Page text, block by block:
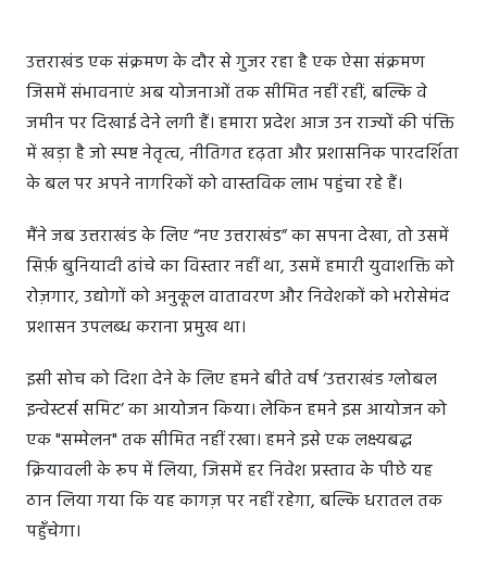
उत्तराखंड एक संक्रमण के दौर से गुजर रहा है एक ऐसा संक्रमण
जिसमें संभावनाएं अब योजनाओं तक सीमित नहीं रहीं, बल्कि वे
जमीन पर दिखाई देने लगी हैं। हमारा प्रदेश आज उन राज्यों की पंक्ति
में खड़ा है जो स्पष्ट नेतृत्व, नीतिगत दृढ़ता और प्रशासनिक पारदर्शिता
के बल पर अपने नागरिकों को वास्तविक लाभ पहुंचा रहे हैं।
मैंने जब उत्तराखंड के लिए “नए उत्तराखंड” का सपना देखा, तो उसमें
सिर्फ़ बुनियादी ढांचे का विस्तार नहीं था, उसमें हमारी युवाशक्ति को
रोज़गार, उद्योगों को अनुकूल वातावरण और निवेशकों को भरोसेमंद
प्रशासन उपलब्ध कराना प्रमुख था।
इसी सोच को दिशा देने के लिए हमने बीते वर्ष ‘उत्तराखंड ग्लोबल
इन्वेस्टर्स समिट’ का आयोजन किया। लेकिन हमने इस आयोजन को
एक "सम्मेलन" तक सीमित नहीं रखा। हमने इसे एक लक्ष्यबद्ध
क्रियावली के रूप में लिया, जिसमें हर निवेश प्रस्ताव के पीछे यह
ठान लिया गया कि यह कागज़ पर नहीं रहेगा, बल्कि धरातल तक
पहुँचेगा।